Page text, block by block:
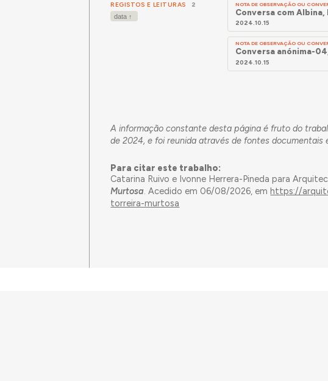
REGISTOS E LEITURAS 2 NOTA DE OBSERVAÇÃO OU
Conversa com
2024.10.15
NOTA DE OBSERVAÇÃO OU
Conversa anónima-
2024.10.15
A informação constante desta página é fruto do
de 2024, e foi reunida através de fontes documentais
Para citar este trabalho:
Catarina Ruivo e Ivonne Herrera-Pineda para
Murtosa. Acedido em 06/08/2026, em https://
torreira-murtosa